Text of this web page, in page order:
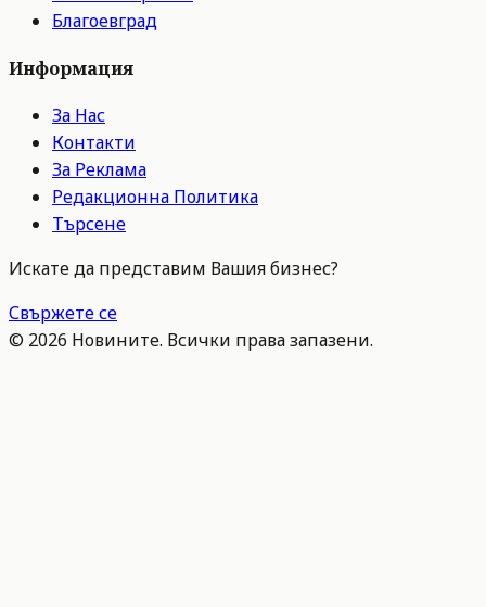
Благоевград
Информация
За Нас
Контакти
За Реклама
Редакционна Политика
Търсене
Искате да представим Вашия бизнес?
Свържете се
© 2026 Новините. Всички права запазени.